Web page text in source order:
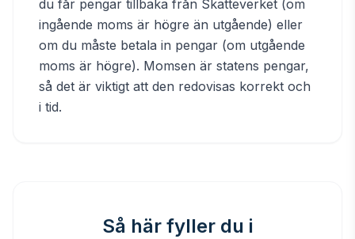
du får pengar tillbaka från Skatteverket (om
ingående moms är högre än utgående) eller
om du måste betala in pengar (om utgående
moms är högre). Momsen är statens pengar,
så det är viktigt att den redovisas korrekt och
i tid.
Så här fyller du i